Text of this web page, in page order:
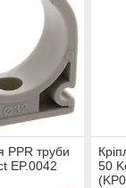
PPR труби
EP.0042
50